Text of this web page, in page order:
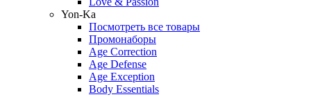
Yon-Ka
Посмотреть все товары
Промонаборы
Age Correction
Age Defense
Age Exception
Body Essentials